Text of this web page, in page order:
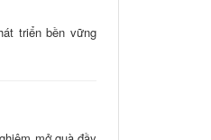
triển bền vững